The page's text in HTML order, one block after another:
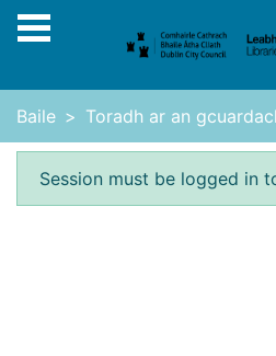
Skip to main content
Baile Toradh ar an
Earráid
Session must be logged in